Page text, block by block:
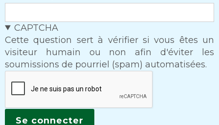
CAPTCHA
Cette question sert à vérifier si vous êtes un
visiteur humain ou non afin d'éviter les
soumissions de pourriel (spam) automatisées.